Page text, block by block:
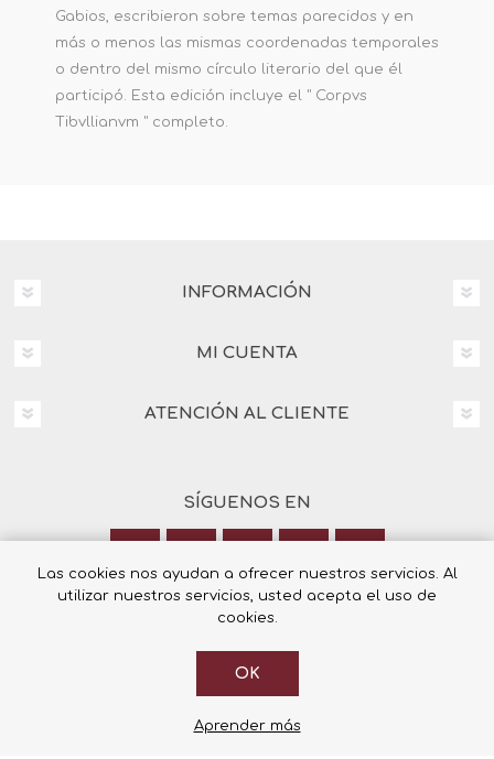
Gabios, escribieron sobre temas parecidos y en
más o menos las mismas coordenadas temporales
o dentro del mismo círculo literario del que él
participó. Esta edición incluye el " Corpvs
Tibvllianvm " completo.
INFORMACIÓN
MI CUENTA
ATENCIÓN AL CLIENTE
SÍGUENOS EN
Calle Italia 6, 03003 Alicante
+34 965 12 23 55
© 2026 Librería Cilsa.
Las cookies nos ayudan a ofrecer nuestros servicios. Al
utilizar nuestros servicios, usted acepta el uso de
cookies.
OK
Aprender más